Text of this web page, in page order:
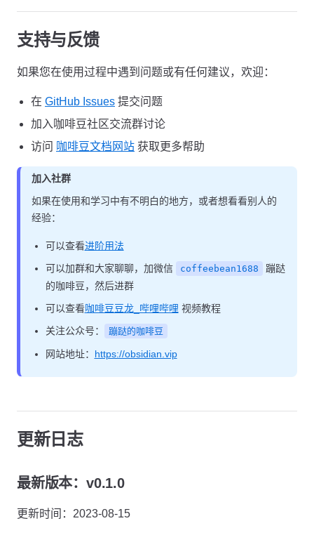
支持与反馈
如果您在使用过程中遇到问题或有任何建议，欢迎：
在 GitHub Issues 提交问题
加入咖啡豆社区交流群讨论
访问 咖啡豆文档网站 获取更多帮助
加入社群
如果在使用和学习中有不明白的地方，或者想看看别人的
经验：
可以查看进阶用法
可以加群和大家聊聊，加微信
coffeebean1688
蹦跶
的咖啡豆，然后进群
可以查看咖啡豆豆龙_哔哩哔哩 视频教程
关注公众号：
蹦跶的咖啡豆
网站地址： https://obsidian.vip
更新日志
最新版本：v0.1.0
更新时间：2023-08-15